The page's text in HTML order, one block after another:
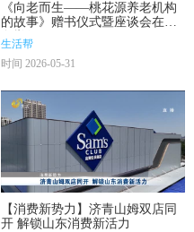
《向老而生——桃花源养老机构
的故事》赠书仪式暨座谈会在青
岛举行
生活帮
时间 2026-05-31
【消费新势力】济青山姆双店同
开 解锁山东消费新活力